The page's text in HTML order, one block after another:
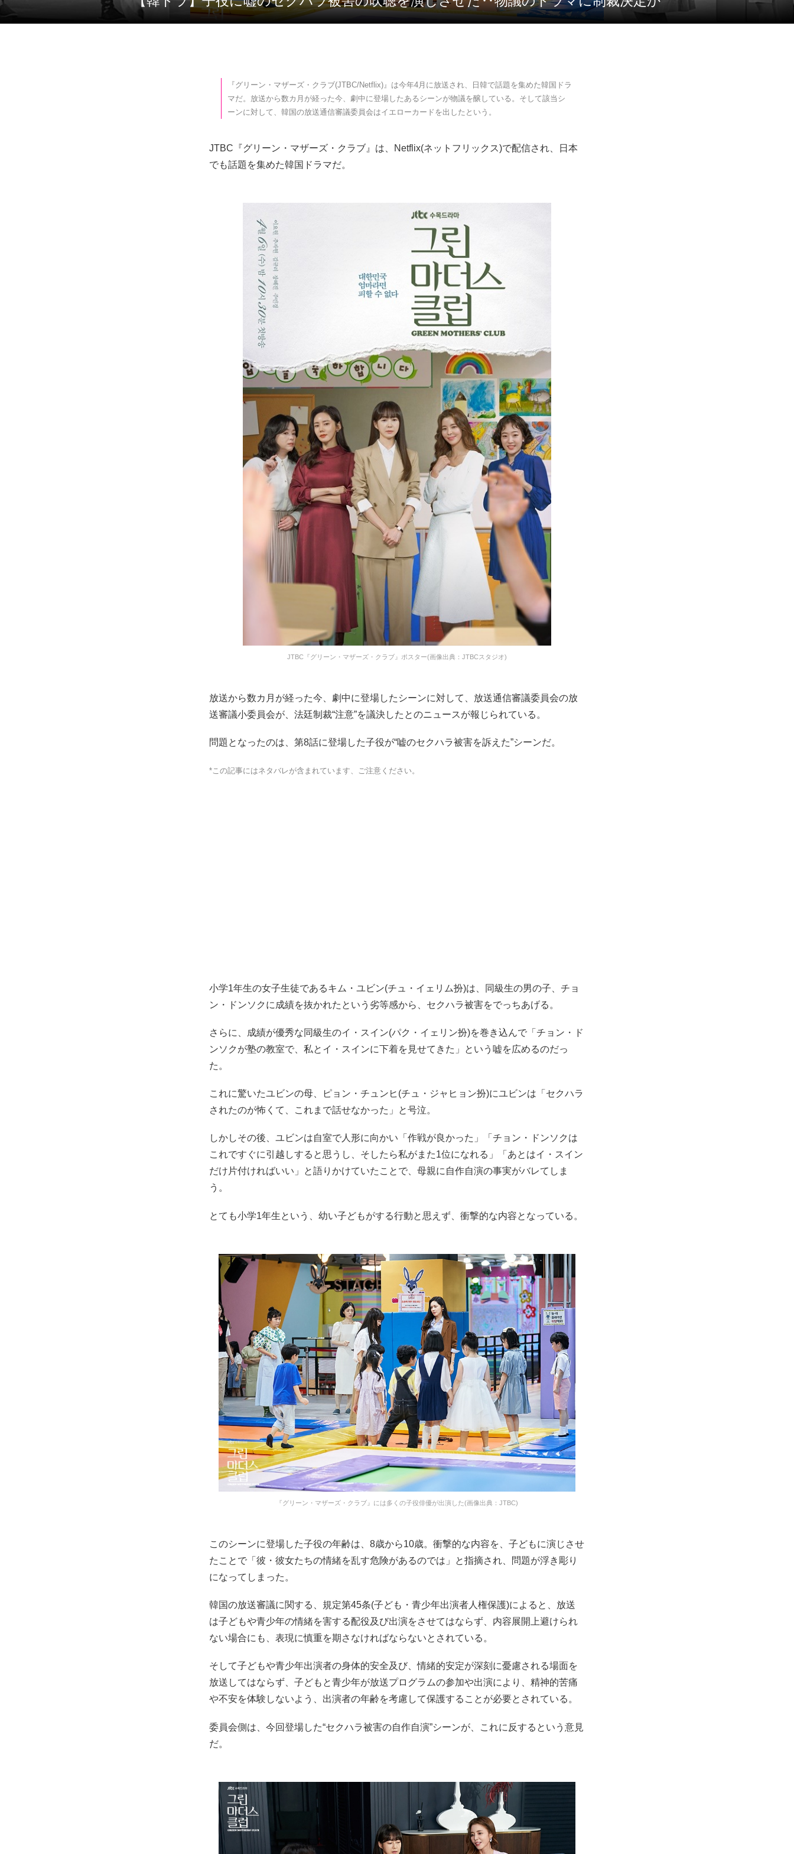
『グリーン・マザーズ・クラブ(JTBC/Netflix)』は今年4月に放送され、日韓で話題を集めた韓国ドラ
マだ。放送から数カ月が経った今、劇中に登場したあるシーンが物議を醸している。そして該当シ
ーンに対して、韓国の放送通信審議委員会はイエローカードを出したという。
JTBC『グリーン・マザーズ・クラブ』は、Netflix(ネットフリックス)で配信され、日本
でも話題を集めた韓国ドラマだ。
JTBC『グリーン・マザーズ・クラブ』ポスター(画像出典：JTBCスタジオ)
放送から数カ月が経った今、劇中に登場したシーンに対して、放送通信審議委員会の放
送審議小委員会が、法廷制裁“注意”を議決したとのニュースが報じられている。
問題となったのは、第8話に登場した子役が“嘘のセクハラ被害を訴えた”シーンだ。
*この記事にはネタバレが含まれています、ご注意ください。
小学1年生の女子生徒であるキム・ユビン(チュ・イェリム扮)は、同級生の男の子、チョ
ン・ドンソクに成績を抜かれたという劣等感から、セクハラ被害をでっちあげる。
さらに、成績が優秀な同級生のイ・スイン(パク・イェリン扮)を巻き込んで「チョン・ド
ンソクが塾の教室で、私とイ・スインに下着を見せてきた」という嘘を広めるのだっ
た。
これに驚いたユビンの母、ピョン・チュンヒ(チュ・ジャヒョン扮)にユビンは「セクハラ
されたのが怖くて、これまで話せなかった」と号泣。
しかしその後、ユビンは自室で人形に向かい「作戦が良かった」「チョン・ドンソクは
これですぐに引越しすると思うし、そしたら私がまた1位になれる」「あとはイ・スイン
だけ片付ければいい」と語りかけていたことで、母親に自作自演の事実がバレてしま
う。
とても小学1年生という、幼い子どもがする行動と思えず、衝撃的な内容となっている。
『グリーン・マザーズ・クラブ』には多くの子役俳優が出演した(画像出典：JTBC)
このシーンに登場した子役の年齢は、8歳から10歳。衝撃的な内容を、子どもに演じさせ
たことで「彼・彼女たちの情緒を乱す危険があるのでは」と指摘され、問題が浮き彫り
になってしまった。
韓国の放送審議に関する、規定第45条(子ども・青少年出演者人権保護)によると、放送
は子どもや青少年の情緒を害する配役及び出演をさせてはならず、内容展開上避けられ
ない場合にも、表現に慎重を期さなければならないとされている。
そして子どもや青少年出演者の身体的安全及び、情緒的安定が深刻に憂慮される場面を
放送してはならず、子どもと青少年が放送プログラムの参加や出演により、精神的苦痛
や不安を体験しないよう、出演者の年齢を考慮して保護することが必要とされている。
委員会側は、今回登場した“セクハラ被害の自作自演”シーンが、これに反するという意見
だ。